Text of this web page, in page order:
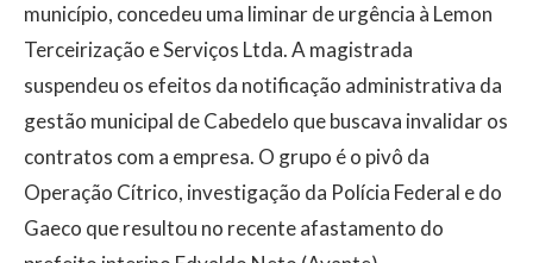
município, concedeu uma liminar de urgência à Lemon
Terceirização e Serviços Ltda. A magistrada
suspendeu os efeitos da notificação administrativa da
gestão municipal de Cabedelo que buscava invalidar os
contratos com a empresa. O grupo é o pivô da
Operação Cítrico, investigação da Polícia Federal e do
Gaeco que resultou no recente afastamento do